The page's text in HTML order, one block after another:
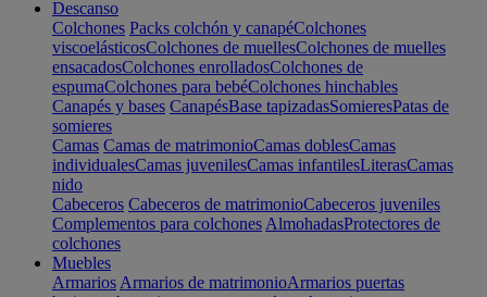
Descanso
Colchones Packs colchón y canapéColchones
viscoelásticosColchones de muellesColchones de muelles
ensacadosColchones enrolladosColchones de
espumaColchones para bebéColchones hinchables
Canapés y bases CanapésBase tapizadasSomieresPatas de
somieres
Camas Camas de matrimonioCamas doblesCamas
individualesCamas juvenilesCamas infantilesLiterasCamas
nido
Cabeceros Cabeceros de matrimonioCabeceros juveniles
Complementos para colchones AlmohadasProtectores de
colchones
Muebles
Armarios Armarios de matrimonioArmarios puertas